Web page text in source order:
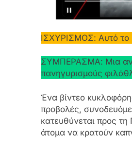
ΙΣΧΥΡΙΣΜΟΣ: Αυτό το
ΣΥΜΠΕΡΑΣΜΑ: Μια
πανηγυρισμούς
Ένα βίντεο
προβολές,
κατευθύνεται προς
άτομα να κρατούν